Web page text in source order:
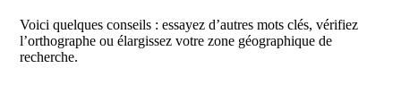
Voici quelques conseils : essayez d’autres mots clés, vérifiez
l’orthographe ou élargissez votre zone géographique de
recherche.